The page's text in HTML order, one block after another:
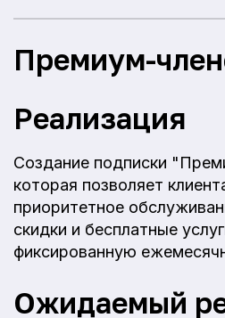
Премиум-
Реализация
Создание подписки
которая позволяет
приоритетное
скидки и бесплатные
фиксированную
Ожидаемый